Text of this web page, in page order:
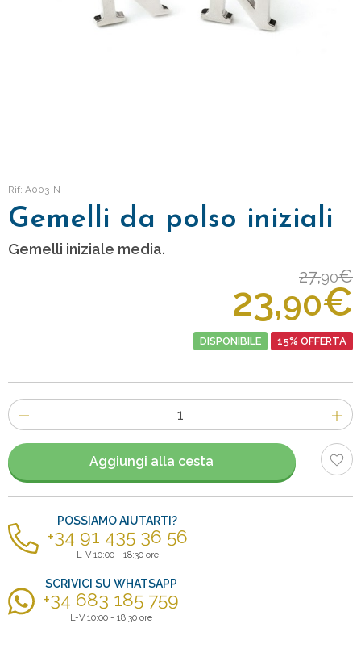
Rif: A003-N
Gemelli da polso iniziali
Gemelli iniziale media.
27,90€
23,90€
DISPONIBILE 15% OFFERTA
Numero
di
articoli
Aggiungi alla cesta
POSSIAMO AIUTARTI?
+34 91 435 36 56
L-V 10:00 - 18:30 ore
SCRIVICI SU WHATSAPP
+34 683 185 759
L-V 10:00 - 18:30 ore